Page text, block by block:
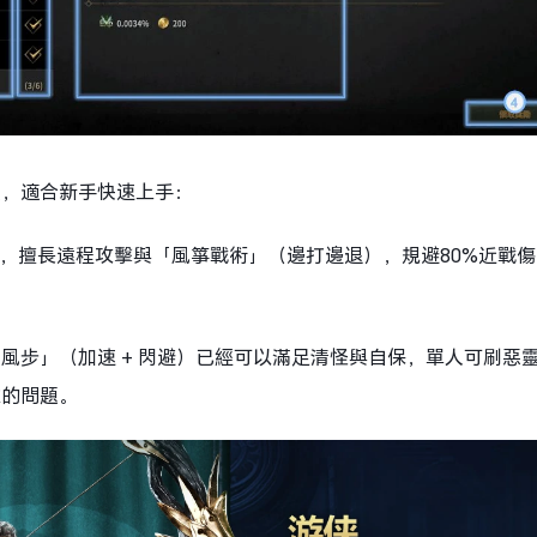
適合新手快速上手：
擅長遠程攻擊與「風箏戰術」（邊打邊退），規避80%近戰
步」（加速 + 閃避）已經可以滿足清怪與自保，單人可刷惡
問題。